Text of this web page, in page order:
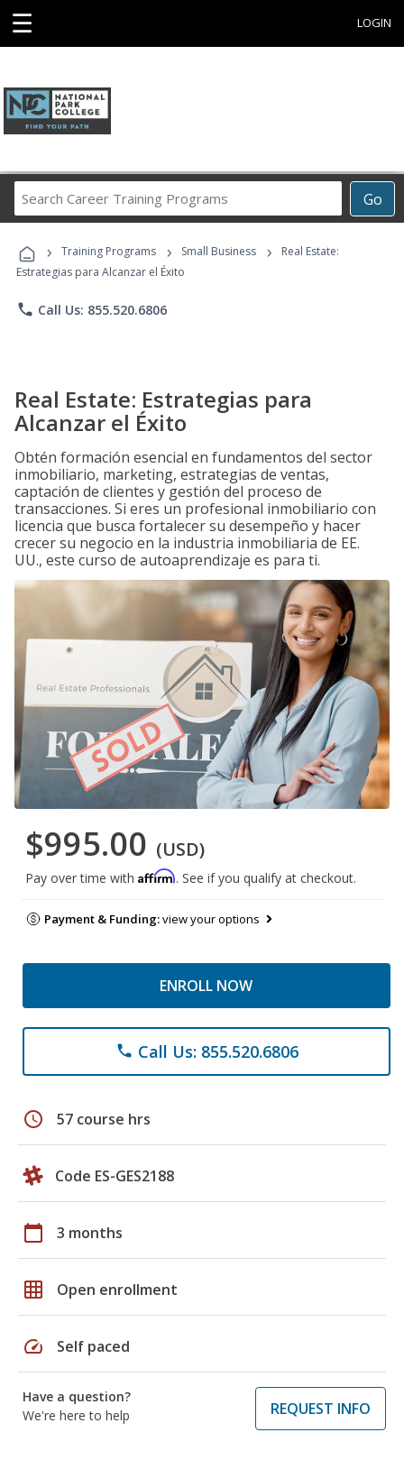
☰ LOGIN
Go
Career
Programs
› Training Programs › Small Business ›
Real Estate:
Estrategias para Alcanzar el Éxito
phone Call Us: 855.520.6806
Real Estate: Estrategias para
Alcanzar el Éxito
Obtén formación esencial en fundamentos del sector
inmobiliario, marketing, estrategias de ventas,
captación de clientes y gestión del proceso de
transacciones. Si eres un profesional inmobiliario con
licencia que busca fortalecer su desempeño y hacer
crecer su negocio en la industria inmobiliaria de EE.
UU., este curso de autoaprendizaje es para ti.
$995.00 (USD)
Pay over time with Affirm. See if you qualify at checkout.
Payment & Funding:view your options
ENROLL NOW
phone Call Us: 855.520.6806
schedule 57 course hrs
Code ES-GES2188
calendar_today 3 months
grid_on Open enrollment
speed Self paced
Have a question?
We're here to help
REQUEST INFO